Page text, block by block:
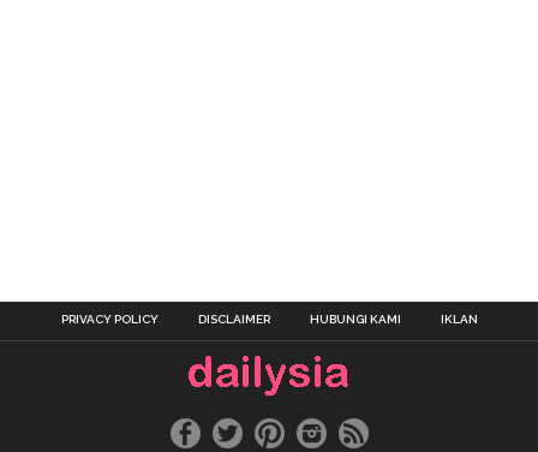
PRIVACY POLICY DISCLAIMER HUBUNGI KAMI IKLAN